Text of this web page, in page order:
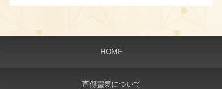
HOME
直傳靈氣について